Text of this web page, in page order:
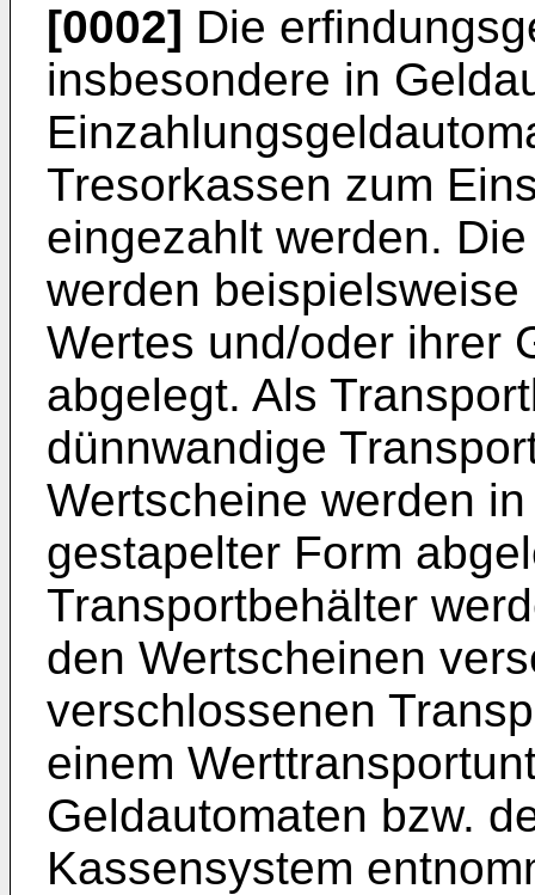
[0002] Die
insbesondere in
Tresorkassen zum
eingezahlt werden.
werden
Wertes und/oder ihrer
abgelegt. Als
dünnwandige
Wertscheine werden
gestapelter Form
Transportbehälter
den Wertscheinen
verschlossenen
einem
Geldautomaten bzw.
Kassensystem